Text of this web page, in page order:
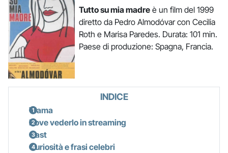
Tutto su mia madreè un film del 1999
diretto da Pedro Almodóvar con Cecilia
Roth e Marisa Paredes. Durata: 101 min.
Paese di produzione: Spagna, Francia.
INDICE
Trama
Dove vederlo in streaming
Cast
Curiosità e frasi celebri